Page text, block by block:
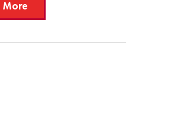
More